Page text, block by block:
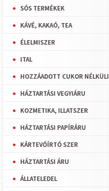
SÓS TERMÉKEK
KÁVÉ, KAKAÓ, TEA
ÉLELMISZER
ITAL
HOZZÁADOTT CUKOR NÉLKÜLI
HÁZTARTÁSI VEGYIÁRU
KOZMETIKA, ILLATSZER
HÁZTARTÁSI PAPÍRÁRU
KÁRTEVŐÍRTÓ SZER
HÁZTARTÁSI ÁRU
ÁLLATELEDEL